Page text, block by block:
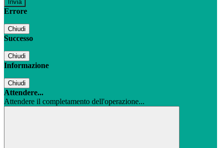
Errore
Chiudi
Successo
Chiudi
Informazione
Chiudi
Attendere...
Attendere il completamento dell'operazione...